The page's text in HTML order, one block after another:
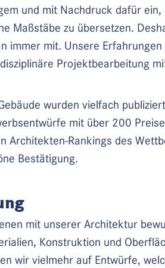
und mit Nachdruck dafür
Maßstäbe zu übersetzen.
immer mit. Unsere
Projektbearbeitung
wurden vielfach
mit über 200
Architekten-Rankings des
Bestätigung.
mit unserer Architektur
Konstruktion und
wir vielmehr auf Entwürfe,